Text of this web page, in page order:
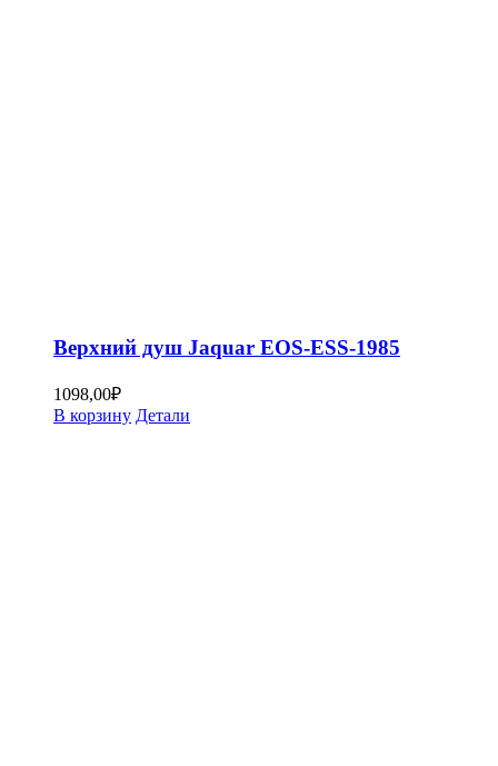
Верхний душ Jaquar EOS-ESS-1985
1098,00₽
В корзину Детали